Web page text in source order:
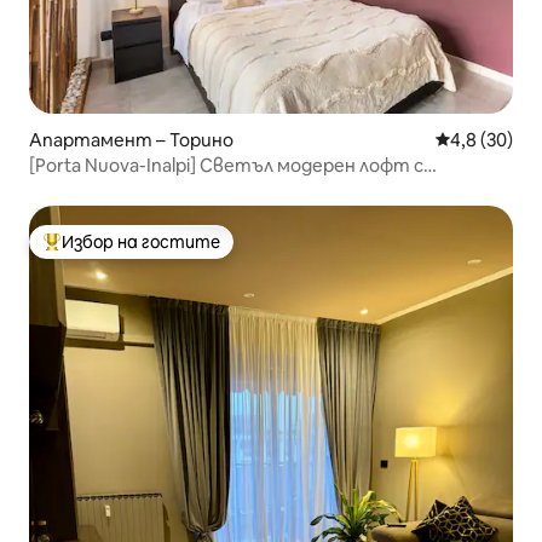
Апартамент – Торино Средна
4,8 (30)
[Porta Nuova-Inalpi] Светъл модерен лофт с
Най-популярен избор на гостите
Избор на гостите